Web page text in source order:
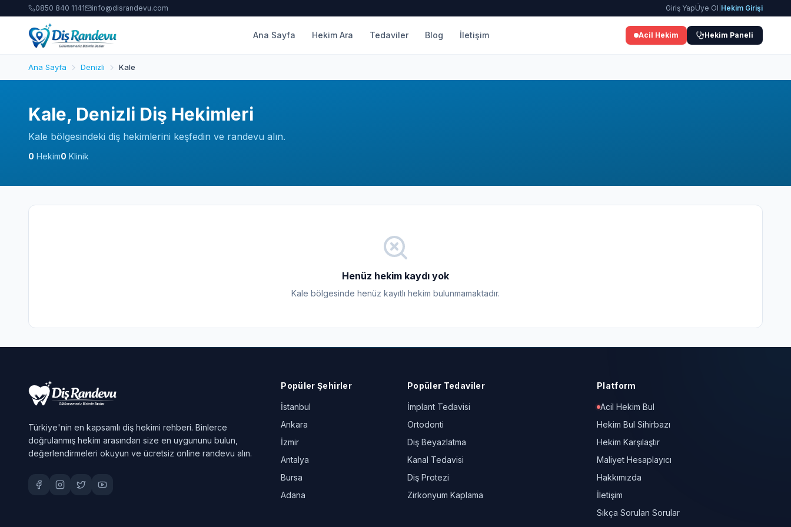
0850 840 1141 info@disrandevu.com Giriş YapÜye Ol Hekim Girişi
Ana Sayfa Hekim Ara Tedaviler Blog İletişim Acil Hekim Hekim Paneli
Ana Sayfa Denizli Kale
Kale, Denizli Diş Hekimleri
Kale bölgesindeki diş hekimlerini keşfedin ve randevu alın.
0 Hekim0 Klinik
Henüz hekim kaydı yok
Kale bölgesinde henüz kayıtlı hekim bulunmamaktadır.
Türkiye'nin en kapsamlı diş hekimi rehberi. Binlerce
doğrulanmış hekim arasından size en uygununu bulun,
değerlendirmeleri okuyun ve ücretsiz online randevu alın.
Popüler Şehirler
İstanbul
Ankara
İzmir
Antalya
Bursa
Adana
Popüler Tedaviler
İmplant Tedavisi
Ortodonti
Diş Beyazlatma
Kanal Tedavisi
Diş Protezi
Zirkonyum Kaplama
Platform
Acil Hekim Bul
Hekim Bul Sihirbazı
Hekim Karşılaştır
Maliyet Hesaplayıcı
Hakkımızda
İletişim
Sıkça Sorulan Sorular